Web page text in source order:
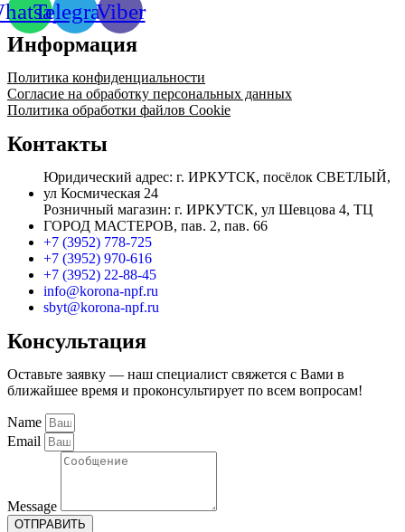
TelegramViber
Информация
Политика конфиденциальности
Согласие на обработку персональных данных
Политика обработки файлов Cookie
Контакты
Юридический адрес: г. ИРКУТСК, посёлок СВЕТЛЫЙ,
ул Космическая 24
Розничный магазин: г. ИРКУТСК, ул Шевцова 4, ТЦ
ГОРОД МАСТЕРОВ, пав. 2, пав. 66
+7 (3952) 778-725
+7 (3952) 970-616
+7 (3952) 22-88-45
info@korona-npf.ru
sbyt@korona-npf.ru
Консультация
Оставьте заявку — наш специалист свяжется с Вами в
ближайшее время и проконсультирует по всем вопросам!
Name
Email
Message
ОТПРАВИТЬ